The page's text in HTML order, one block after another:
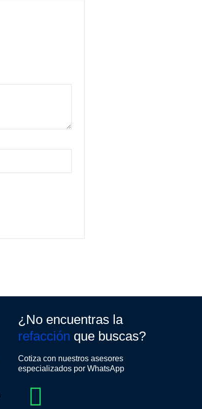
¿No encuentras la
refacción que buscas?
Cotiza con nuestros asesores
especializados por WhatsApp